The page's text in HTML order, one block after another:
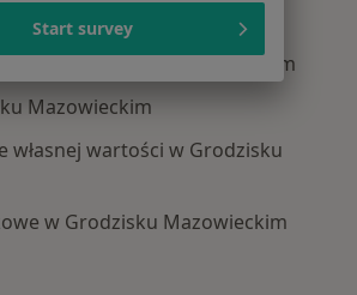
Mazowieckim
w Grodzisku Mazowieckim
Mazowieckim
własnej wartości w Grodzisku
w Grodzisku Mazowieckim
Start survey